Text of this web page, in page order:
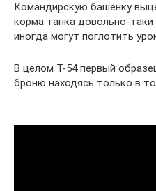
Командирскую башенку
корма танка довольно-таки
иногда могут поглотить
В целом Т-54 первый
броню находясь только в